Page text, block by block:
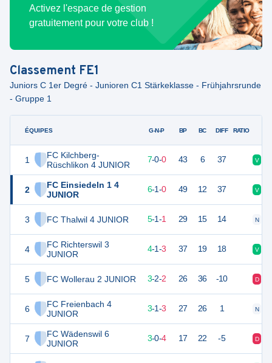
Activez l'espace de gestion
gratuitement pour votre club !
Classement FE1
Juniors C 1er Degré - Junioren C1 Stärkeklasse - Frühjahrsrunde
- Gruppe 1
ÉQUIPES
1
FC Kilchberg-
Rüschlikon 4 JUNIOR
2
FC Einsiedeln 1 4
JUNIOR
3 FC Thalwil 4 JUNIOR
4
FC Richterswil 3
JUNIOR
5 FC Wollerau 2 JUNIOR
6
FC Freienbach 4
JUNIOR
7
FC Wädenswil 6
JUNIOR
G-N-P BP BC DIFF RATIO
21 7 7-0-0 43 6 37 V
19 6-1-0 49 12 37 V
16 5-1-1 29 15 14 N
13 4-1-3 37 19 18 V
11 7 3-2-2 26 36 -10 D
10 3-1-3 27 26 1 N
3-0-4 17 22 -5 D